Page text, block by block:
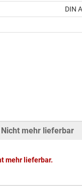
DIN
Nicht mehr lieferbar
mehr lieferbar.